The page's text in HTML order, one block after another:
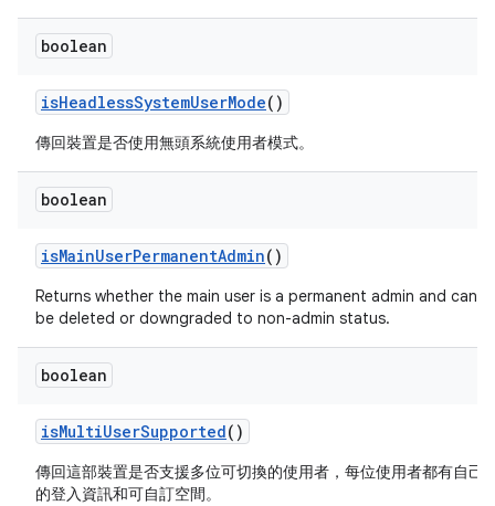
boolean
isHeadlessSystemUserMode()
傳回裝置是否使用無頭系統使用者模式。
boolean
isMainUserPermanentAdmin()
Returns whether the main user is a permanent admin and can't
be deleted or downgraded to non-admin status.
boolean
isMultiUserSupported()
傳回這部裝置是否支援多位可切換的使用者，每位使用者都有自己
的登入資訊和可自訂空間。